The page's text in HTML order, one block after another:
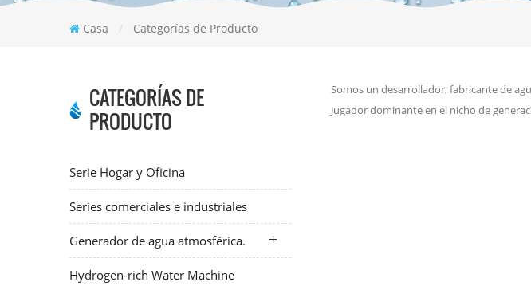
Casa / Categorías de Producto
CATEGORÍAS DE
PRODUCTO
Serie Hogar y Oficina
Series comerciales e industriales
Generador de agua atmosférica.
Hydrogen-rich Water Machine
Somos un desarrollador, fabricante de
Jugador dominante en el nicho de